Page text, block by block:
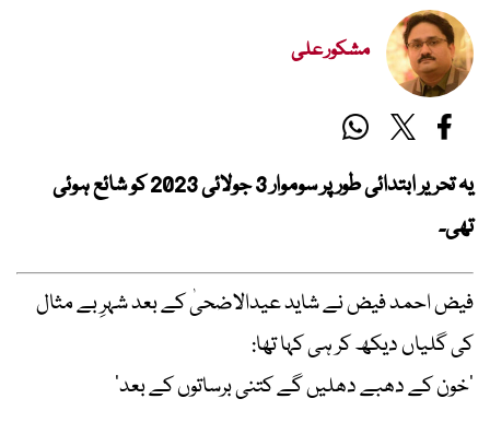
مشکور علی
یہ تحریر ابتدائی طور پر سوموار 3 جولائی 2023 کو شائع ہوئی
تھی۔
فیض احمد فیض نے شاید عیدالاضحیٰ کے بعد شہرِ بے مثال
کی گلیاں دیکھ کر ہی کہا تھا:
’خون کے دھبے دھلیں گے کتنی برساتوں کے بعد‘